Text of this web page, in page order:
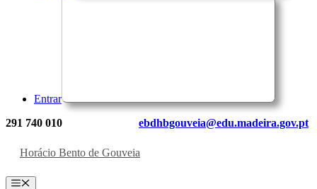
Entrar
291 740 010 ebdhbgouveia@edu.madeira.gov.pt
Horácio Bento de Gouveia
Menu